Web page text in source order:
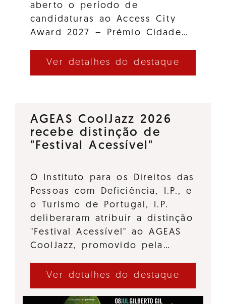
aberto o período de
candidaturas ao Access City
Award 2027 – Prémio Cidade…
Ver detalhes do destaque
AGEAS CoolJazz 2026
recebe distinção de
"Festival Acessível"
O Instituto para os Direitos das
Pessoas com Deficiência, I.P., e
o Turismo de Portugal, I.P.
deliberaram atribuir a distinção
"Festival Acessível" ao AGEAS
CoolJazz, promovido pela…
Ver detalhes do destaque